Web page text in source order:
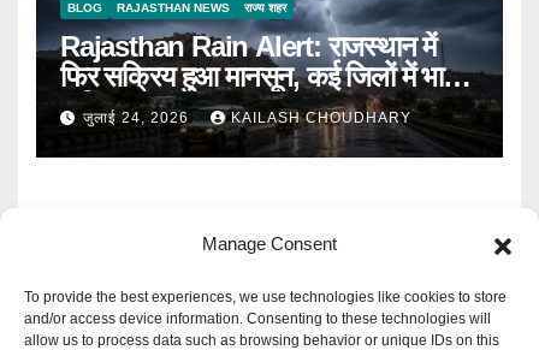
Manage Consent
To provide the best experiences, we use technologies like cookies to store
and/or access device information. Consenting to these technologies will
allow us to process data such as browsing behavior or unique IDs on this
BLOG RAJASTHAN NEWS राज्य शहर
Rajasthan Rain Alert: राजस्थान में
फिर सक्रिय हुआ मानसून, कई जिलों में भारी
बारिश का Alert
जुलाई 24, 2026 KAILASH CHOUDHARY